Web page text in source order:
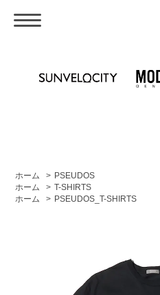
ホーム > PSEUDOS
ホーム
> T-SHIRTS
ホーム
> PSEUDOS_T-SHIRTS